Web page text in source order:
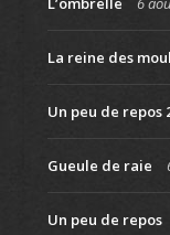
La reine des
Un peu de repos
Gueule de raie
Un peu de repos